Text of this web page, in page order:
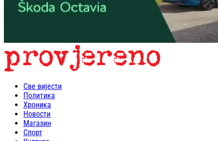
Све вијести
Политика
Хроника
Новости
Магазин
Спорт